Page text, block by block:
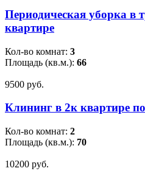
Периодическая уборка в
квартире
Кол-во комнат: 3
Площадь (кв.м.): 66
9500 pуб.
Клининг в 2к квартире
Кол-во комнат: 2
Площадь (кв.м.): 70
10200 pуб.